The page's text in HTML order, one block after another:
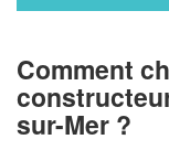
Comment
sur-Mer ?